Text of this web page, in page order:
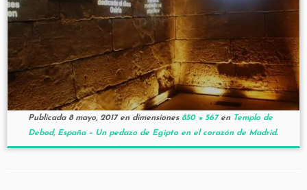
Publicada 8 mayo, 2017en dimensiones850 × 567enTemplo de
Debod, España – Un pedazo de Egipto en el corazón de Madrid.